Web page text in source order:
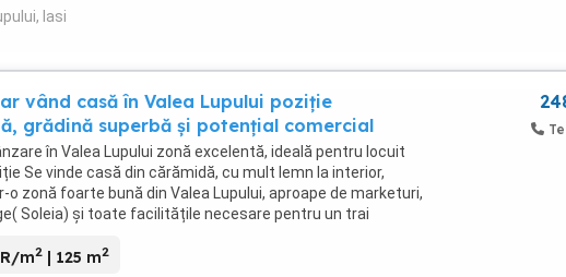
Iasi
vând casă în Valea Lupului poziție
grădină superbă și potențial comercial
în Valea Lupului zonă excelentă, ideală pentru locuit
Se vinde casă din cărămidă, cu mult lemn la interior,
zonă foarte bună din Valea Lupului, aproape de marketuri,
Soleia) și toate facilitățile necesare pentru un trai
m2 | 125 m2